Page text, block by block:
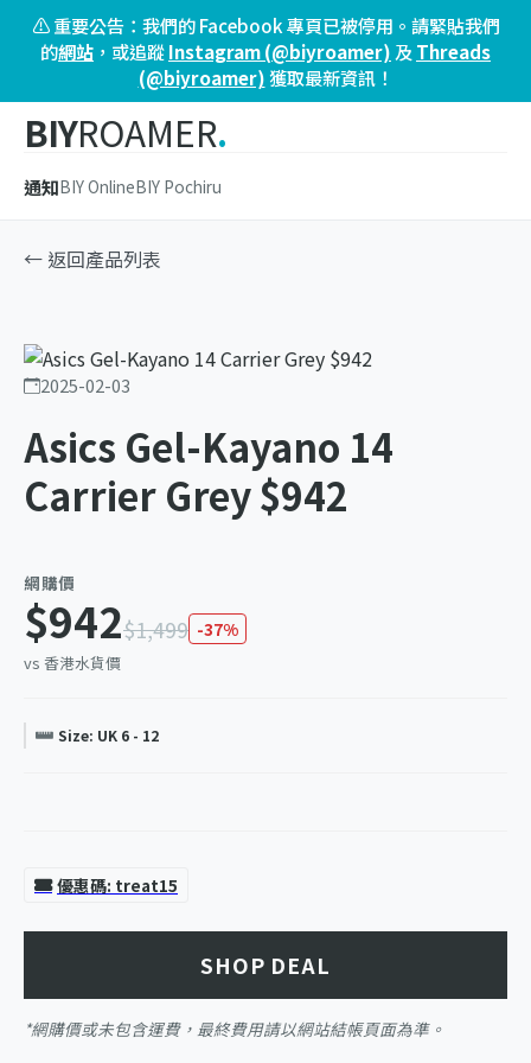
⚠️ 重要公告：我們的 Facebook 專頁已被停用。請緊貼我們
的網站 ，或追蹤Instagram (@biyroamer) 及 Threads
(@biyroamer)獲取最新資訊！
BIYROAMER.
通知BIY OnlineBIY Pochiru
← 返回產品列表
2025-02-03
Asics Gel-Kayano 14
Carrier Grey $942
網購價
$942$1,499 -37%
vs 香港水貨價
Size: UK 6 - 12
優惠碼: treat15
SHOP DEAL
*網購價或未包含運費，最終費用請以網站結帳頁面為準。